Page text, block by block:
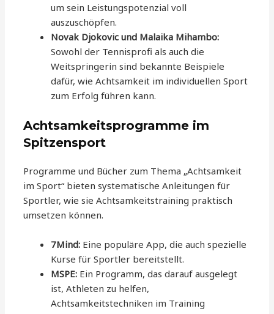
um sein Leistungspotenzial voll
auszuschöpfen.
Novak Djokovic und Malaika Mihambo:
Sowohl der Tennisprofi als auch die
Weitspringerin sind bekannte Beispiele
dafür, wie Achtsamkeit im individuellen Sport
zum Erfolg führen kann.
Achtsamkeitsprogramme im
Spitzensport
Programme und Bücher zum Thema „Achtsamkeit
im Sport“ bieten systematische Anleitungen für
Sportler, wie sie Achtsamkeitstraining praktisch
umsetzen können.
7Mind: Eine populäre App, die auch spezielle
Kurse für Sportler bereitstellt.
MSPE: Ein Programm, das darauf ausgelegt
ist, Athleten zu helfen,
Achtsamkeitstechniken im Training